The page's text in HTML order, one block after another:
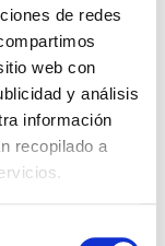
de redes
web con
y análisis
información
recopilado a